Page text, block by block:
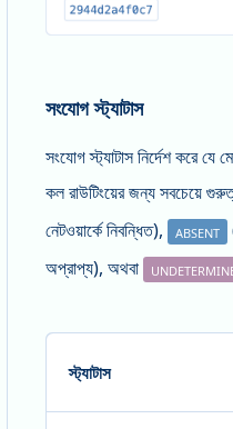
সংযোগ স্ট্যাটাস
সংযোগ স্ট্যাটাস নির্দেশ করে যে
কল রাউটিংয়ের জন্য সবচেয়ে
নেটওয়ার্কে নিবন্ধিত),
ABSENT
অপ্রাপ্য), অথবা
স্ট্যাটাস